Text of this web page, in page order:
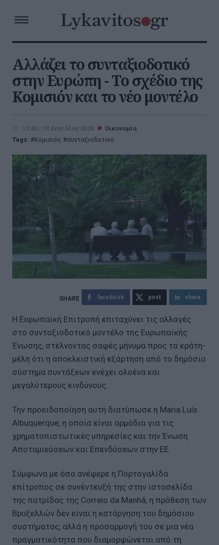
Αλλάζει το συνταξιοδοτικό
στην Ευρώπη - Το σχέδιο της
Κομισιόν και το νέο μοντέλο
12:45 | 10 Απριλίου 2026
Οικονομία
Tags:
Κομισιόν, συνταξιοδοτικό
facebook post share
Η Ευρωπαϊκή Επιτροπή επιταχύνει τις αλλαγές
στο συνταξιοδοτικό μοντέλο της Ευρωπαϊκής
Ένωσης, στέλνοντας σαφές μήνυμα προς τα κράτη-
μέλη ότι η αποκλειστική εξάρτηση από το δημόσιο
σύστημα συντάξεων ενέχει ολοένα και
μεγαλύτερους κινδύνους.
Την προειδοποίηση αυτή διατύπωσε η Maria Luís
Albuquerque, η οποία είναι αρμόδια για τις
χρηματοπιστωτικές υπηρεσίες και την Ένωση
Αποταμιεύσεων και Επενδύσεων στην ΕΕ.
Σύμφωνα με όσα ανέφερε η Πορτογαλίδα
επίτροπος σε συνέντευξή της στην ιστοσελίδα
της πατρίδας της Correio da Manhã, η πρόθεση των
Βρυξελλών δεν είναι η κατάργηση του δημόσιου
συστήματος, αλλά η προσαρμογή του σε μια νέα
πραγματικότητα που διαμορφώνεται από τη